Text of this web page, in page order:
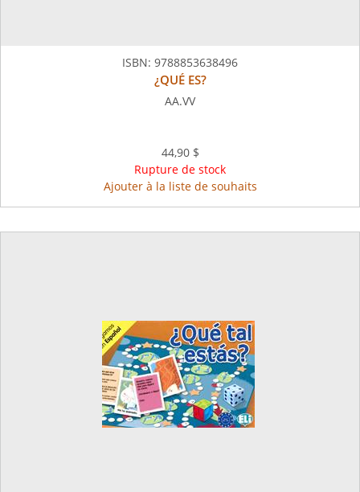
ISBN: 9788853638496
¿QUÉ ES?
AA.VV
44,90 $
Rupture de stock
Ajouter à la liste de souhaits